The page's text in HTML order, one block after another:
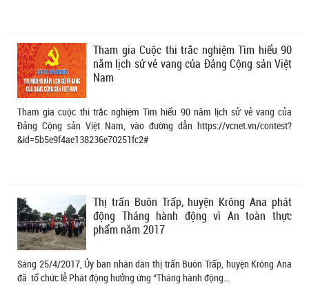
Tham gia Cuộc thi trắc nghiệm Tìm hiểu 90
năm lịch sử vẻ vang của Đảng Cộng sản Việt
Nam
Tham gia cuộc thi trắc nghiệm Tìm hiểu 90 năm lịch sử vẻ vang của
Đảng Cộng sản Việt Nam, vào đường dẫn https://vcnet.vn/contest?
&id=5b5e9f4ae138236e70251fc2#
Thị trấn Buôn Trấp, huyện Krông Ana phát
động Tháng hành động vì An toàn thực
phẩm năm 2017
Sáng 25/4/2017, Ủy ban nhân dân thị trấn Buôn Trấp, huyện Krông Ana
đã tổ chức lễ Phát động hưởng ứng “Tháng hành động...